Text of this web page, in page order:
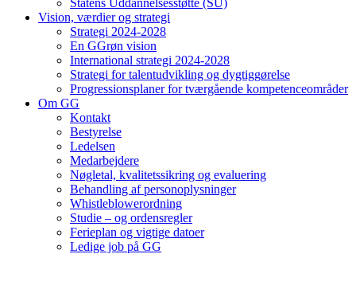
Statens Uddannelsesstøtte (SU)
Vision, værdier og strategi
Strategi 2024-2028
En GGrøn vision
International strategi 2024-2028
Strategi for talentudvikling og dygtiggørelse
Progressionsplaner for tværgående kompetenceområder
Om GG
Kontakt
Bestyrelse
Ledelsen
Medarbejdere
Nøgletal, kvalitetssikring og evaluering
Behandling af personoplysninger
Whistleblowerordning
Studie – og ordensregler
Ferieplan og vigtige datoer
Ledige job på GG